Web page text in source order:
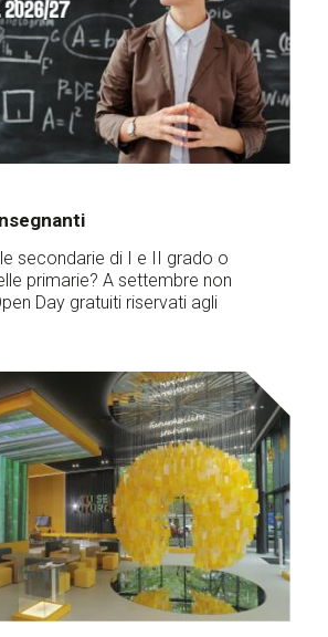
secondarie di I e II grado o
primarie? A settembre non
Day gratuiti riservati agli